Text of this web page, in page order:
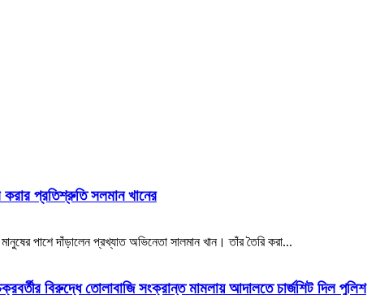
করার প্রতিশ্রুতি সলমান খানের
পাশে দাঁড়ালেন প্রখ্যাত অভিনেতা সালমান খান। তাঁর তৈরি করা...
বিরুদ্ধে তোলাবাজি সংক্রান্ত মামলায় আদালতে চার্জশিট দিল পুলিশ